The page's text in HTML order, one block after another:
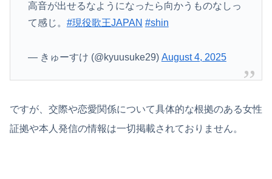
高音が出せるなようになったら向かうものなしっ
て感じ。 #現役歌王JAPAN #shin
— きゅーすけ (@kyuusuke29) August 4, 2025
ですが、交際や恋愛関係について具体的な根拠のある女性
証拠や本人発信の情報は一切掲載されておりません。